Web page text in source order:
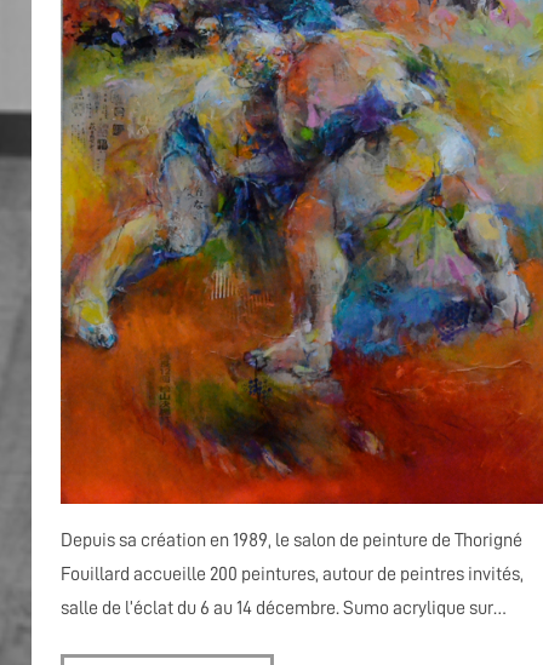
Depuis sa création en 1989, le salon de peinture de Thorigné
Fouillard accueille 200 peintures, autour de peintres invités,
salle de l’éclat du 6 au 14 décembre. Sumo acrylique sur…